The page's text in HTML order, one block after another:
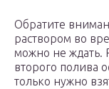
Обратите
раствором во
можно не ждать.
второго полива
только нужно